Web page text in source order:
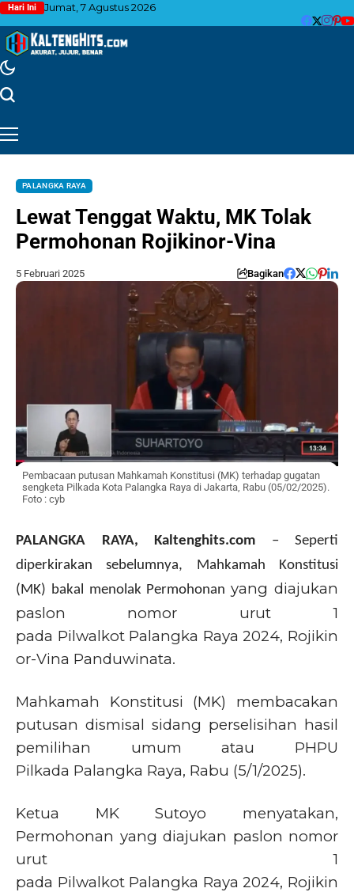
Hari Ini Jumat, 7 Agustus 2026
PALANGKA RAYA
Lewat Tenggat Waktu, MK Tolak
Permohonan Rojikinor-Vina
5 Februari 2025 Bagikan
Pembacaan putusan Mahkamah Konstitusi (MK) terhadap gugatan
sengketa Pilkada Kota Palangka Raya di Jakarta, Rabu (05/02/2025).
Foto : cyb
PALANGKA RAYA, Kaltenghits.com –
Seperti
diperkirakan sebelumnya, Mahkamah Konstitusi
(MK) bakal menolak Permohonanyang diajukan
paslon nomor urut 1
pada Pilwalkot Palangka Raya 2024, Rojikin
or-Vina Panduwinata.
Mahkamah Konstitusi (MK) membacakan
putusan dismisal sidang perselisihan hasil
pemilihan umum atau PHPU
Pilkada Palangka Raya, Rabu (5/1/2025).
Ketua MK Sutoyo menyatakan,
Permohonan yang diajukan paslon nomor
urut 1
pada Pilwalkot Palangka Raya 2024, Rojikin